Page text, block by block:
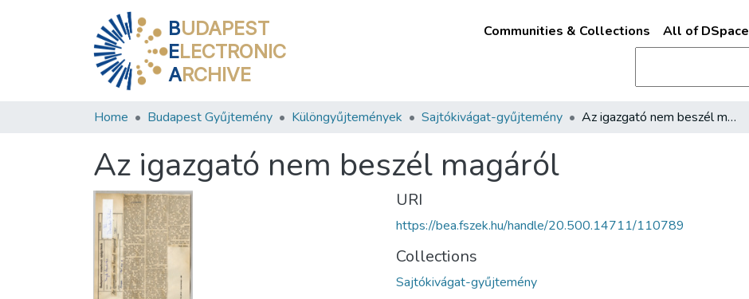
BUDAPEST
ELECTRONIC
ARCHIVE
Communities & Collections All of DSpace
Home Budapest Gyűjtemény Különgyűjtemények Sajtókivágat-gyűjtemény Az igazgató nem beszél magáról
Az igazgató nem beszél magáról
URI
https://bea.fszek.hu/handle/20.500.14711/110789
Collections
Sajtókivágat-gyűjtemény